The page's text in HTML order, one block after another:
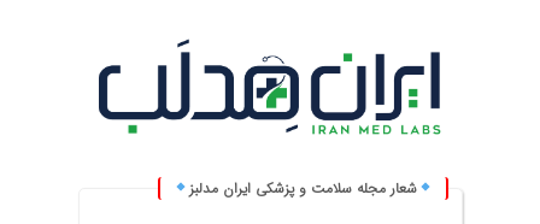
شعار مجله سلامت و پزشکی ایران مدلبز